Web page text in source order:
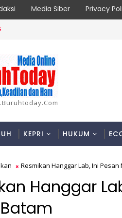
Media Siber Privacy
KEPRI HUKUM
Resmikan Hanggar Lab, Ini
Hanggar